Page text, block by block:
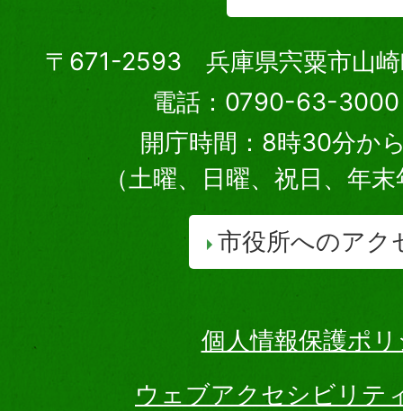
〒671-2593 兵庫県宍粟市山崎
電話：0790-63-3000
開庁時間：8時30分か
（土曜、日曜、祝日、年
市役所へのアク
個人情報保護ポ
ウェブアクセシビリテ